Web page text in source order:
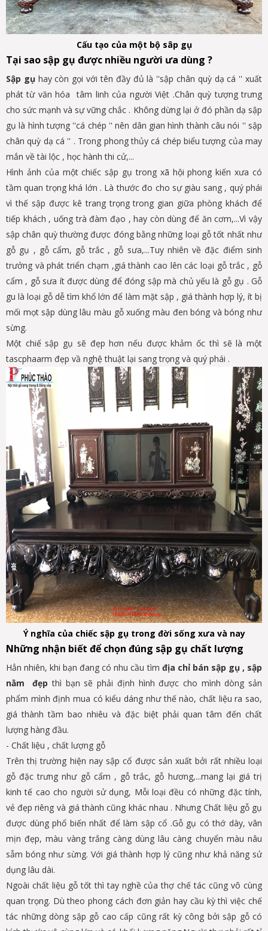
Cấu tạo của một bộ sâp gụ
Tại sao sập gụ được nhiều người ưa dùng ?
Sập gụ hay còn gọi với tên đầy đủ là ''sập chân quỳ dạ cá '' xuất
phát từ văn hóa tâm linh của người Việt .Chân quỳ tượng trưng
cho sức mạnh và sự vững chắc . Không dừng lại ở đó phần dạ sập
gụ là hình tượng ''cá chép '' nên dân gian hình thành câu nói '' sập
chân quỳ dạ cá '' . Trong phong thủy cá chép biểu tượng của may
mắn về tài lộc , học hành thi cử,...
Hình ảnh của một chiếc sập gụ trong xã hội phong kiến xưa có
tầm quan trọng khá lớn . Là thước đo cho sự giàu sang , quý phái
vì thế sập được kê trang trọng trong gian giữa phòng khách để
tiếp khách , uống trà đàm đạo , hay còn dùng để ăn cơm,...Vì vậy
sập chân quỳ thường được đóng bằng những loại gỗ tốt nhất như
gỗ gụ , gỗ cẩm, gỗ trắc , gỗ sưa,...Tuy nhiên về đặc điểm sinh
trưởng và phát triển chạm ,giá thành cao lên các loại gỗ trắc , gỗ
cẩm , gỗ sưa ít được dùng để đóng sập mà chủ yếu là gỗ gụ . Gỗ
gu là loại gỗ dễ tìm khổ lớn để làm mặt sập , giá thành hợp lý, ít bị
mối mọt sập dùng lâu màu gỗ xuống màu đen bóng và bóng như
sừng.
Một chiế sập gụ sẽ đẹp hơn nếu được khảm ốc thì sẽ là một
tascphaarm đẹp vầ nghệ thuật lại sang trọng và quý phái .
Ý nghĩa của chiếc sập gụ trong đời sống xưa và nay
Những nhận biết để chọn đúng sập gụ chất lượng
Hẳn nhiên, khi bạn đang có nhu cầu tìm địa chỉ bán sập gụ , sập
nằm đẹp thì bạn sẽ phải định hình được cho mình dòng sản
phẩm mình định mua có kiểu dáng như thế nào, chất liệu ra sao,
giá thành tầm bao nhiêu và đặc biệt phải quan tâm đến chất
lượng hàng đầu.
- Chất liệu , chất lượng gỗ
Trên thị trường hiện nay sập cổ được sản xuất bởi rất nhiều loại
gỗ đặc trưng như gỗ cẩm , gỗ trắc, gỗ hương,...mang lại giá trị
kinh tế cao cho người sử dụng, Mỗi loại đều có những đặc tính,
vẻ đẹp riêng và giá thành cũng khác nhau . Nhưng Chất liệu gỗ gụ
được dùng phổ biến nhất để làm sập cổ .Gỗ gụ có thớ dày, vân
mịn đẹp, màu vàng trắng càng dùng lâu càng chuyển màu nâu
sẫm bóng như sừng. Với giá thành hợp lý cũng như khả năng sử
dụng lâu dài.
Ngoài chất liệu gỗ tốt thì tay nghề của thợ chế tác cũng vô cùng
quan trọng. Dù theo phong cách đơn giản hay cầu kỳ thì việc chế
tác những dòng sập gỗ cao cấp cũng rất kỳ công bởi sập gỗ có